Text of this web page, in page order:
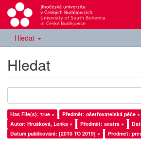
Hledat
Hledat
Has File(s): true × Předmět: ošetřovatelská péče ×
Autor: Hrušková, Lenka ×
Předmět: sestra ×
Datum publikování: [2010 TO 2019] ×
Předmět: